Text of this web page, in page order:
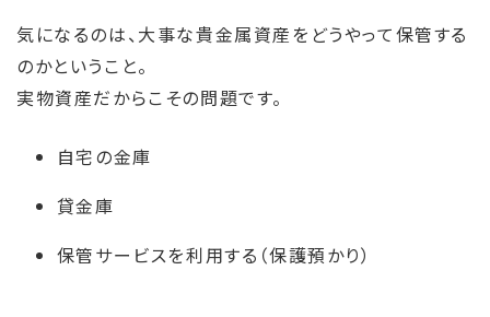
気になるのは、大事な貴金属資産をどうやって保管する
のかということ。
実物資産だからこその問題です。
自宅の金庫
貸金庫
保管サービスを利用する（保護預かり）